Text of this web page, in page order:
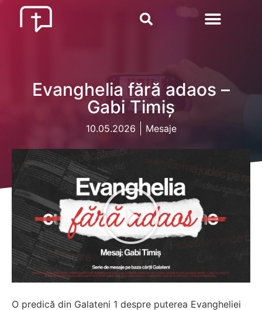
Evanghelia fără adaos –
Gabi Timiș
10.05.2026 Mesaje
O predică din Galateni 1 despre puterea Evangheliei